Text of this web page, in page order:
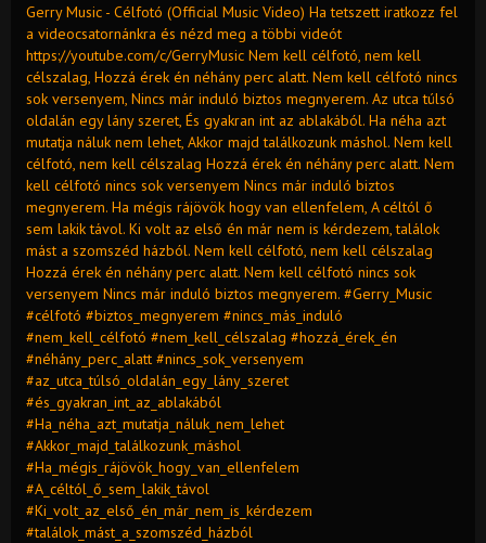
Gerry Music - Célfotó (Official Music Video) Ha tetszett iratkozz fel
a videocsatornánkra és nézd meg a többi videót
https://youtube.com/c/GerryMusic Nem kell célfotó, nem kell
célszalag, Hozzá érek én néhány perc alatt. Nem kell célfotó nincs
sok versenyem, Nincs már induló biztos megnyerem. Az utca túlsó
oldalán egy lány szeret, És gyakran int az ablakából. Ha néha azt
mutatja náluk nem lehet, Akkor majd találkozunk máshol. Nem kell
célfotó, nem kell célszalag Hozzá érek én néhány perc alatt. Nem
kell célfotó nincs sok versenyem Nincs már induló biztos
megnyerem. Ha mégis rájövök hogy van ellenfelem, A céltól ő
sem lakik távol. Ki volt az első én már nem is kérdezem, találok
mást a szomszéd házból. Nem kell célfotó, nem kell célszalag
Hozzá érek én néhány perc alatt. Nem kell célfotó nincs sok
versenyem Nincs már induló biztos megnyerem. #Gerry_Music
#célfotó #biztos_megnyerem #nincs_más_induló
#nem_kell_célfotó #nem_kell_célszalag #hozzá_érek_én
#néhány_perc_alatt #nincs_sok_versenyem
#az_utca_túlsó_oldalán_egy_lány_szeret
#és_gyakran_int_az_ablakából
#Ha_néha_azt_mutatja_náluk_nem_lehet
#Akkor_majd_találkozunk_máshol
#Ha_mégis_rájövök_hogy_van_ellenfelem
#A_céltól_ő_sem_lakik_távol
#Ki_volt_az_első_én_már_nem_is_kérdezem
#találok_mást_a_szomszéd_házból